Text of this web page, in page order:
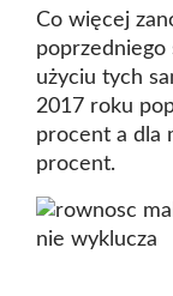
Co więcej
poprzedniego
użyciu tych
2017 roku
procent a dla
procent.